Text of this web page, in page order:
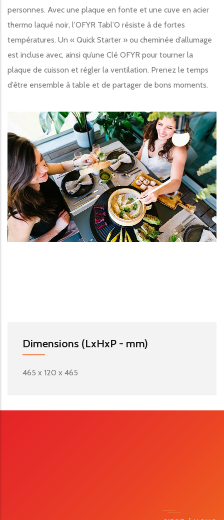
personnes. Avec une plaque en fonte et une cuve en acier
thermo laqué noir, l’OFYR Tabl’O résiste à de fortes
températures. Un « Quick Starter » ou cheminée d’allumage
est incluse avec, ainsi qu’une Clé OFYR pour tourner la
plaque de cuisson et régler la ventilation. Prenez le temps
d’être ensemble à table et de partager de bons moments.
Image produit
Dimensions (LxHxP - mm)
465 x 120 x 465